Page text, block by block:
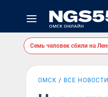
Семь человек сбили на
ОМСК ВСЕ НОВОСТИ